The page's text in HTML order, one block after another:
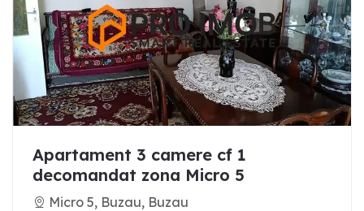
Apartament 3 camere cf 1
decomandat zona Micro 5
Micro 5, Buzau, Buzau